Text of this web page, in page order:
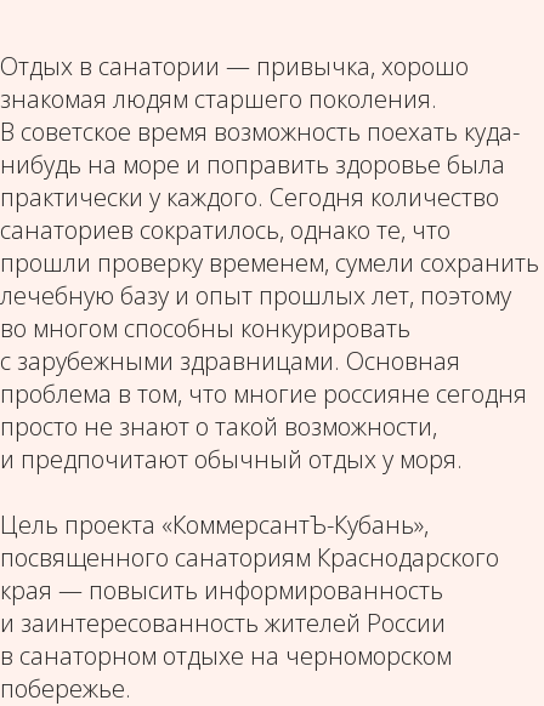
Отдых в санатории — привычка, хорошо
знакомая людям старшего поколения.
В советское время возможность поехать куда-
нибудь на море и поправить здоровье была
практически у каждого. Сегодня количество
санаториев сократилось, однако те, что
прошли проверку временем, сумели сохранить
лечебную базу и опыт прошлых лет, поэтому
во многом способны конкурировать
с зарубежными здравницами. Основная
проблема в том, что многие россияне сегодня
просто не знают о такой возможности,
и предпочитают обычный отдых у моря.
Цель проекта «КоммерсантЪ-Кубань»,
посвященного санаториям Краснодарского
края — повысить информированность
и заинтересованность жителей России
в санаторном отдыхе на черноморском
побережье.